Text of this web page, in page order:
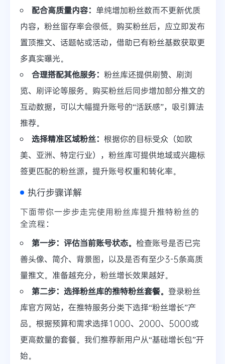
配合高质量内容： 单纯增加粉丝数而不更新优质
内容，粉丝留存率会很低。购买粉丝后，应立即发布
置顶推文、话题帖或活动，借助已有粉丝基数获取更
多真实曝光。
合理搭配其他服务： 粉丝库还提供刷赞、刷浏
览、刷评论等服务。购买粉丝后同步增加部分推文的
互动数据，可以大幅提升账号的“活跃感”，吸引算法
推荐。
选择精准区域粉丝： 根据你的目标受众（如欧
美、亚洲、特定行业），粉丝库可提供地域或兴趣标
签更匹配的粉丝源，提升账号权重和转化率。
执行步骤详解
下面带你一步步走完使用粉丝库提升推特粉丝的
全流程：
第一步：评估当前账号状态。 检查账号是否已完
善头像、简介、背景图，以及是否有至少3-5条高质
量推文。准备越充分，粉丝增长效果越好。
第二步：选择粉丝库的推特粉丝套餐。 登录粉丝
库官方网站，在推特服务分类下选择“粉丝增长”产
品。根据预算和需求选择1000、2000、5000或
更高数量的套餐。我们推荐新用户从“基础增长包”开
始。